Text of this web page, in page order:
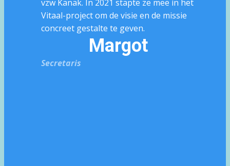
vzw Kanak. In 2021 stapte ze mee in het
Vitaal-project om de visie en de missie
concreet gestalte te geven.
Margot
Secretaris